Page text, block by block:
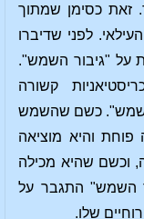
זאת כסימן שמתוך
לפני שדיברו
על "גיבור השמש".
קשורה
השמש". כשם שהשמש
והיא מוציאה
וכשם שהיא מכילה
השמש" התגבר על
שלו.